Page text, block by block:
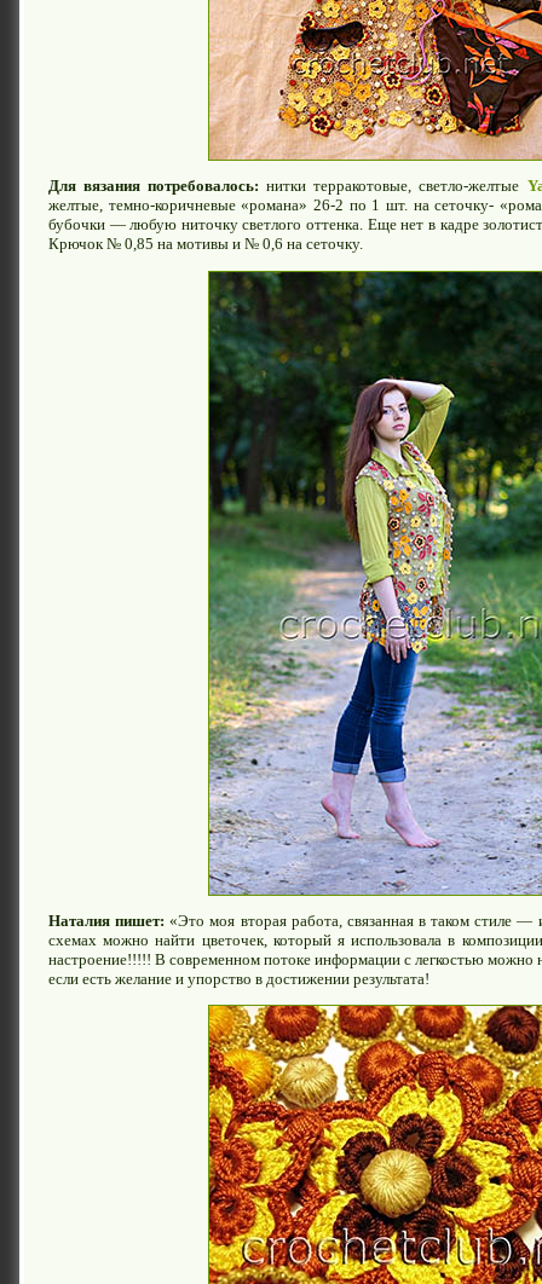
Для вязания потребовалось: нитки терракотовые, светло-желтые
желтые, темно-коричневые «романа» 26-2 по 1 шт. на сеточку-
бубочки — любую ниточку светлого оттенка. Еще нет в кадре
Крючок № 0,85 на мотивы и № 0,6 на сеточку.
Наталия пишет: «Это моя вторая работа, связанная в таком стиле
схемах можно найти цветочек, который я использовала в
настроение!!!!! В современном потоке информации с легкостью можно
если есть желание и упорство в достижении результата!